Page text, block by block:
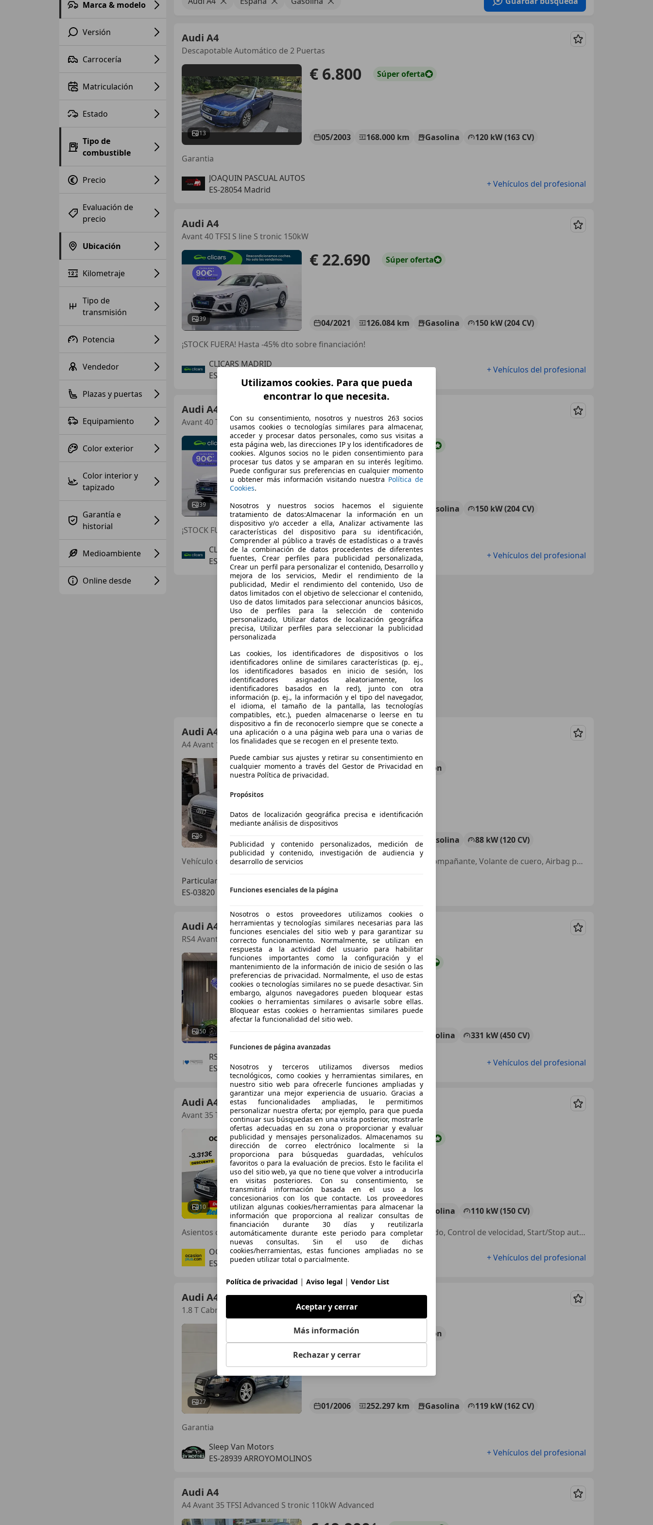
Marca & modelo
Versión
Carrocería
Matriculación
Estado
Tipo de
combustible
Precio
Evaluación de
precio
Ubicación
Kilometraje
Tipo de
transmisión
Potencia
Vendedor
Plazas y puertas
Equipamiento
Color exterior
Color interior y
tapizado
Garantía e
historial
Medioambiente
Online desde
Audi A4
Descapotable Automático de 2 Puertas
Guardar
13
€ 6.800 Súperoferta
05/2003 168.000 km Gasolina
120 kW (163 CV)
Garantia
JOAQUIN PASCUAL AUTOS
ES-28054 Madrid
+ Vehículos del profesional
Audi A4
Avant 40 TFSI S line S tronic 150kW
Guardar
39
€ 22.690 Súperoferta
04/2021 126.084 km Gasolina
150 kW (204 CV)
¡STOCK FUERA! Hasta -45% dto sobre financiación!
CLICARS MADRID
ES-28021 MADRID
+ Vehículos del profesional
Audi A4
Avant 40 TFSI Advanced S tronic 150kW
Guardar
39
€ 23.190 Súperoferta
04/2022 112.191 km Gasolina
150 kW (204 CV)
¡STOCK FUERA! Hasta -45% dto sobre financiación!
CLICARS MADRID
ES-28021 MADRID
+ Vehículos del profesional
Audi A4
A4 Avant 1.8 TFSI 120
Guardar
6
€ 4.250 Sincomparación
05/2010 176.730 km Gasolina
88 kW (120 CV)
Vehículo de no fumador, Llantas de aleación, Faros de LED, Airbag acompañante, Volante de cuero, Airbag para la cabeza, Ordenador, Cierre centralizado con mando a distancia
Particular
ES-03820 Cocentaina
Audi A4
RS4 Avant
Guardar
50
€ 75.990 Buen precio
Gasolina
331 kW (450 CV)
RS PREMIUM CAR
ES-36600 Vilagarcia de Arousa
+ Vehículos del profesional
Audi A4
Avant 35 TFSI Advanced S tronic 110kW
Guardar
10
€ 24.137 Súperoferta
03/2023 52.662 km Gasolina
110 kW (150 CV)
Asientos calef., Airbags laterales, ABS, Manos libres, Cierre centralizado, Control de velocidad, Start/Stop automático, Airbag trasero
OCASIONPLUS UTRERA
ES-41710 UTRERA
+ Vehículos del profesional
Audi A4
1.8 T Cabrio
Guardar
27
€ 7.989 comparación
01/2006 252.297 km Gasolina
119 kW (162 CV)
Garantia
Sleep Van Motors
ES-28939 ARROYOMOLINOS
+ Vehículos del profesional
Audi A4
A4 Avant 35 TFSI Advanced S tronic 110kW Advanced
Guardar
Utilizamos cookies. Para que pueda
encontrar lo que necesita.
Con su consentimiento, nosotros y nuestros 263 socios
usamos cookies o tecnologías similares para almacenar,
acceder y procesar datos personales, como sus visitas a
esta página web, las direcciones IP y los identificadores de
cookies. Algunos socios no le piden consentimiento para
procesar tus datos y se amparan en su interés legítimo.
Puede configurar sus preferencias en cualquier momento
u obtener más información visitando nuestra Política de
Cookies.
Nosotros y nuestros socios hacemos el siguiente
tratamiento de datos:Almacenar la información en un
dispositivo y/o acceder a ella, Analizar activamente las
características del dispositivo para su identificación,
Comprender al público a través de estadísticas o a través
de la combinación de datos procedentes de diferentes
fuentes, Crear perfiles para publicidad personalizada,
Crear un perfil para personalizar el contenido, Desarrollo y
mejora de los servicios, Medir el rendimiento de la
publicidad, Medir el rendimiento del contenido, Uso de
datos limitados con el objetivo de seleccionar el contenido,
Uso de datos limitados para seleccionar anuncios básicos,
Uso de perfiles para la selección de contenido
personalizado, Utilizar datos de localización geográfica
precisa, Utilizar perfiles para seleccionar la publicidad
personalizada
Las cookies, los identificadores de dispositivos o los
identificadores online de similares características (p. ej.,
los identificadores basados en inicio de sesión, los
identificadores asignados aleatoriamente, los
identificadores basados en la red), junto con otra
información (p. ej., la información y el tipo del navegador,
el idioma, el tamaño de la pantalla, las tecnologías
compatibles, etc.), pueden almacenarse o leerse en tu
dispositivo a fin de reconocerlo siempre que se conecte a
una aplicación o a una página web para una o varias de
los finalidades que se recogen en el presente texto.
Puede cambiar sus ajustes y retirar su consentimiento en
cualquier momento a través del Gestor de Privacidad en
nuestra Política de privacidad.
Propósitos
Datos de localización geográfica precisa e identificación
mediante análisis de dispositivos
Publicidad y contenido personalizados, medición de
publicidad y contenido, investigación de audiencia y
desarrollo de servicios
Funciones esenciales de la página
Nosotros o estos proveedores utilizamos cookies o
herramientas y tecnologías similares necesarias para las
funciones esenciales del sitio web y para garantizar su
correcto funcionamiento. Normalmente, se utilizan en
respuesta a la actividad del usuario para habilitar
funciones importantes como la configuración y el
mantenimiento de la información de inicio de sesión o las
preferencias de privacidad. Normalmente, el uso de estas
cookies o tecnologías similares no se puede desactivar. Sin
embargo, algunos navegadores pueden bloquear estas
cookies o herramientas similares o avisarle sobre ellas.
Bloquear estas cookies o herramientas similares puede
afectar la funcionalidad del sitio web.
Funciones de página avanzadas
Nosotros y terceros utilizamos diversos medios
tecnológicos, como cookies y herramientas similares, en
nuestro sitio web para ofrecerle funciones ampliadas y
garantizar una mejor experiencia de usuario. Gracias a
estas funcionalidades ampliadas, le permitimos
personalizar nuestra oferta; por ejemplo, para que pueda
continuar sus búsquedas en una visita posterior, mostrarle
ofertas adecuadas en su zona o proporcionar y evaluar
publicidad y mensajes personalizados. Almacenamos su
dirección de correo electrónico localmente si la
proporciona para búsquedas guardadas, vehículos
favoritos o para la evaluación de precios. Esto le facilita el
uso del sitio web, ya que no tiene que volver a introducirla
en visitas posteriores. Con su consentimiento, se
transmitirá información basada en el uso a los
concesionarios con los que contacte. Los proveedores
utilizan algunas cookies/herramientas para almacenar la
información que proporciona al realizar consultas de
financiación durante 30 días y reutilizarla
automáticamente durante este periodo para completar
nuevas consultas. Sin el uso de dichas
cookies/herramientas, estas funciones ampliadas no se
pueden utilizar total o parcialmente.
Política de privacidad | Aviso legal | Vendor List
Aceptar y cerrar
Más información
Rechazar y cerrar